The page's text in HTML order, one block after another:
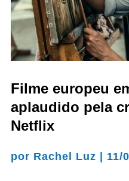
Filme europeu
aplaudido pela
Netflix
por Rachel Luz | 11/